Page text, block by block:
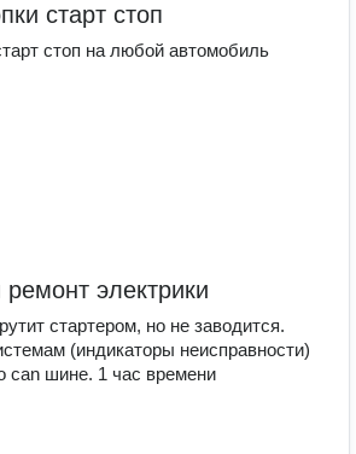
старт стоп
стоп на любой автомобиль
ремонт электрики
стартером, но не заводится.
(индикаторы неисправности)
can шине. 1 час времени